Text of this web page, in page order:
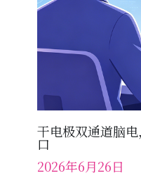
干电极双通道脑
口
2026年6月26日